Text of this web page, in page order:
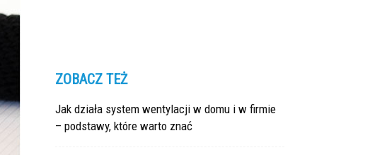
ZOBACZ TEŻ
Jak działa system wentylacji w domu i w firmie
– podstawy, które warto znać